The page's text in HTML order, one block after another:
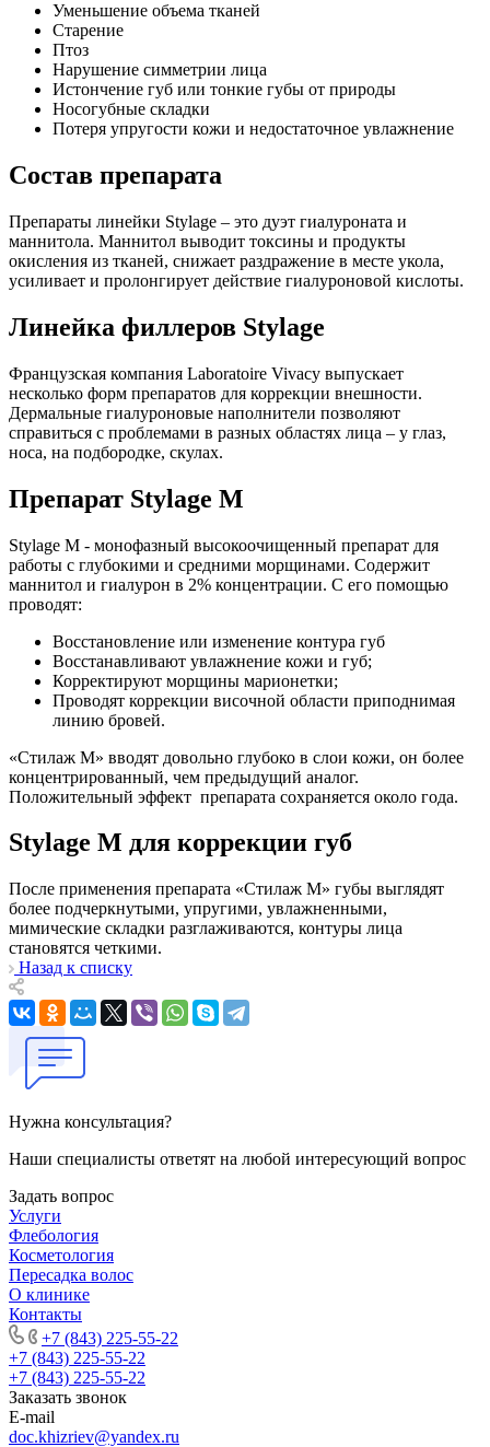
Уменьшение объема тканей
Старение
Птоз
Нарушение симметрии лица
Истончение губ или тонкие губы от природы
Носогубные складки
Потеря упругости кожи и недостаточное увлажнение
Состав препарата
Препараты линейки Stylage – это дуэт гиалуроната и
маннитола. Маннитол выводит токсины и продукты
окисления из тканей, снижает раздражение в месте укола,
усиливает и пролонгирует действие гиалуроновой кислоты.
Линейка филлеров Stylage
Французская компания Laboratoire Vivacy выпускает
несколько форм препаратов для коррекции внешности.
Дермальные гиалуроновые наполнители позволяют
справиться с проблемами в разных областях лица – у глаз,
носа, на подбородке, скулах.
Препарат Stylage M
Stylage M - монофазный высокоочищенный препарат для
работы с глубокими и средними морщинами. Содержит
маннитол и гиалурон в 2% концентрации. С его помощью
проводят:
Восстановление или изменение контура губ
Восстанавливают увлажнение кожи и губ;
Корректируют морщины марионетки;
Проводят коррекции височной области приподнимая
линию бровей.
«Стилаж М» вводят довольно глубоко в слои кожи, он более
концентрированный, чем предыдущий аналог.
Положительный эффект препарата сохраняется около года.
Stylage M для коррекции губ
После применения препарата «Стилаж М» губы выглядят
более подчеркнутыми, упругими, увлажненными,
мимические складки разглаживаются, контуры лица
становятся четкими.
Назад к списку
Нужна консультация?
Наши специалисты ответят на любой интересующий вопрос
Задать вопрос
Услуги
Флебология
Косметология
Пересадка волос
О клинике
Контакты
+7 (843) 225-55-22
+7 (843) 225-55-22
+7 (843) 225-55-22
Заказать звонок
E-mail
doc.khizriev@yandex.ru